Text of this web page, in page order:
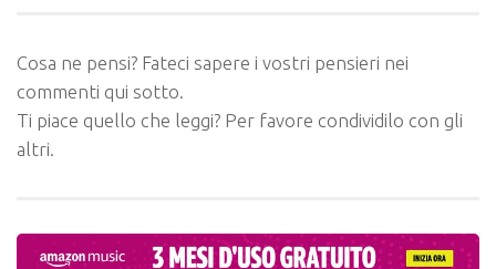
Cosa ne pensi? Fateci sapere i vostri pensieri nei
commenti qui sotto.
Ti piace quello che leggi? Per favore condividilo con gli
altri.